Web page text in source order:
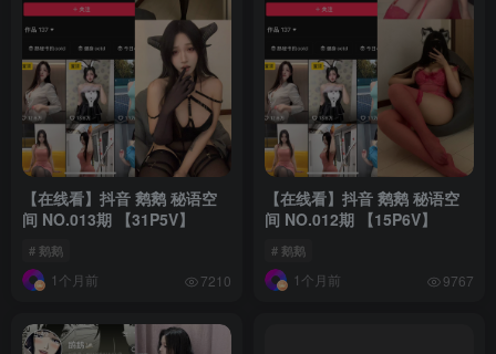
【在线看】抖音 鹅鹅 秘语空
间 NO.013期 【31P5V】
# 鹅鹅
1个月前 7210
【在线看】抖音 鹅鹅 秘语空
间 NO.012期 【15P6V】
# 鹅鹅
1个月前 9767